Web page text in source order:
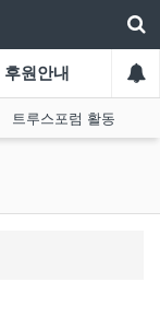
후원안내
트루스포럼 활동